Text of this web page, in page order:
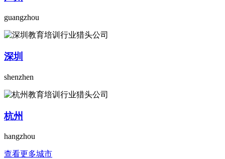
guangzhou
深圳
shenzhen
杭州
hangzhou
查看更多城市